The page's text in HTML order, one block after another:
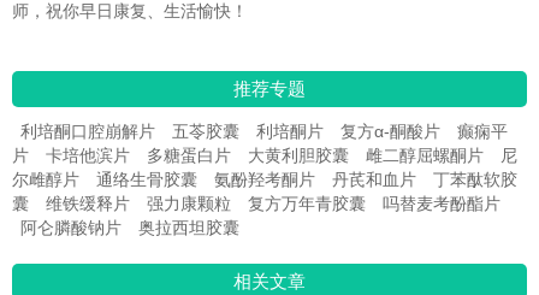
师，祝你早日康复、生活愉快！
推荐专题
利培酮口腔崩解片 五苓胶囊 利培酮片 复方α-酮酸片
癫痫平
片
卡培他滨片 多糖蛋白片 大黄利胆胶囊 雌二醇屈螺酮片
尼
尔雌醇片
通络生骨胶囊 氨酚羟考酮片 丹芪和血片
丁苯酞软胶
囊
维铁缓释片 强力康颗粒 复方万年青胶囊
吗替麦考酚酯片
阿仑膦酸钠片
奥拉西坦胶囊
相关文章